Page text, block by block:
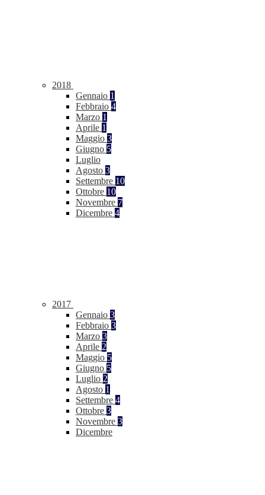
2018
Gennaio 1
Febbraio 4
Marzo 1
Aprile 1
Maggio 3
Giugno 5
Luglio
Agosto 3
Settembre 10
Ottobre 10
Novembre 7
Dicembre 4
2017
Gennaio 3
Febbraio 3
Marzo 3
Aprile 2
Maggio 5
Giugno 5
Luglio 2
Agosto 1
Settembre 4
Ottobre 3
Novembre 3
Dicembre